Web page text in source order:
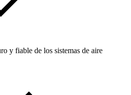
y fiable de los sistemas de aire